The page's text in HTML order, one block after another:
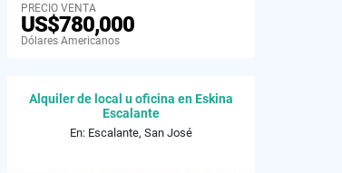
PRECIO VENTA
US$780,000
Dólares Americanos
Alquiler de local u oficina en Eskina
Escalante
En: Escalante, San José